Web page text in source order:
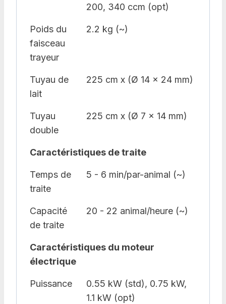
200, 340 ccm (opt)
Poids du
faisceau
trayeur
2.2 kg (~)
Tuyau de
lait
225 cm x (Ø 14 x 24 mm)
Tuyau
double
225 cm x (Ø 7 x 14 mm)
Caractéristiques de traite
Temps de
traite
5 - 6 min/par-animal (~)
Capacité
de traite
20 - 22 animal/heure (~)
Caractéristiques du moteur
électrique
Puissance
0.55 kW (std), 0.75 kW,
1.1 kW (opt)